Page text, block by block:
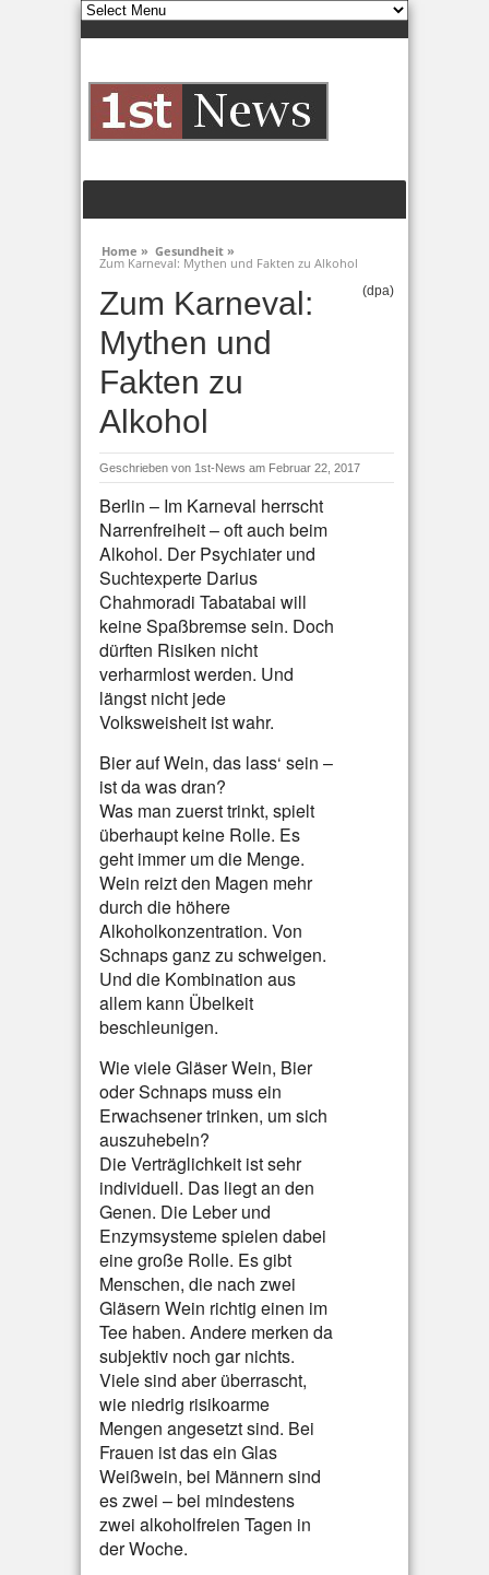
Home » Gesundheit »
Zum Karneval: Mythen und Fakten zu Alkohol
Zum Karneval:
Mythen und
Fakten zu
Alkohol
(dpa)
Geschrieben von 1st-News am Februar 22, 2017
Berlin – Im Karneval herrscht
Narrenfreiheit – oft auch beim
Alkohol. Der Psychiater und
Suchtexperte Darius
Chahmoradi Tabatabai will
keine Spaßbremse sein. Doch
dürften Risiken nicht
verharmlost werden. Und
längst nicht jede
Volksweisheit ist wahr.
Bier auf Wein, das lass‘ sein –
ist da was dran?
Was man zuerst trinkt, spielt
überhaupt keine Rolle. Es
geht immer um die Menge.
Wein reizt den Magen mehr
durch die höhere
Alkoholkonzentration. Von
Schnaps ganz zu schweigen.
Und die Kombination aus
allem kann Übelkeit
beschleunigen.
Wie viele Gläser Wein, Bier
oder Schnaps muss ein
Erwachsener trinken, um sich
auszuhebeln?
Die Verträglichkeit ist sehr
individuell. Das liegt an den
Genen. Die Leber und
Enzymsysteme spielen dabei
eine große Rolle. Es gibt
Menschen, die nach zwei
Gläsern Wein richtig einen im
Tee haben. Andere merken da
subjektiv noch gar nichts.
Viele sind aber überrascht,
wie niedrig risikoarme
Mengen angesetzt sind. Bei
Frauen ist das ein Glas
Weißwein, bei Männern sind
es zwei – bei mindestens
zwei alkoholfreien Tagen in
der Woche.